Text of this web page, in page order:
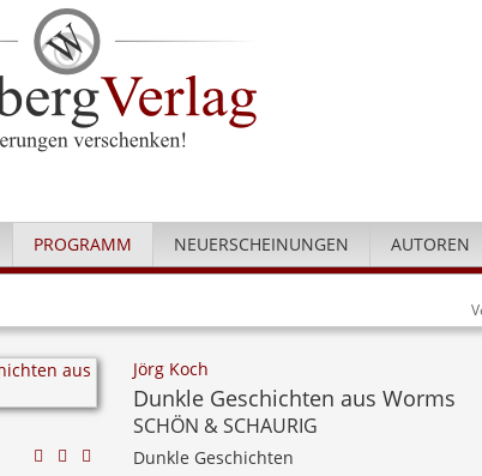
PROGRAMM NEUERSCHEINUNGEN AUTOREN
Jörg Koch
Dunkle Geschichten aus Worms
SCHÖN & SCHAURIG
Dunkle Geschichten